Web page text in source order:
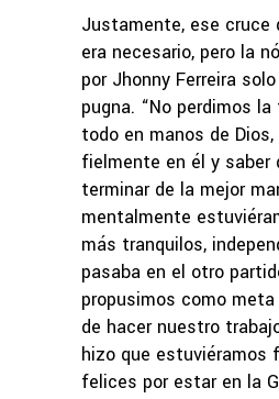
Justamente, ese cruce
era necesario, pero la
por Jhonny Ferreira
pugna. “No perdimos
todo en manos de
fielmente en él y saber
terminar de la mejor
mentalmente
más tranquilos,
pasaba en el otro
propusimos como
de hacer nuestro
hizo que estuviéramos
felices por estar en la